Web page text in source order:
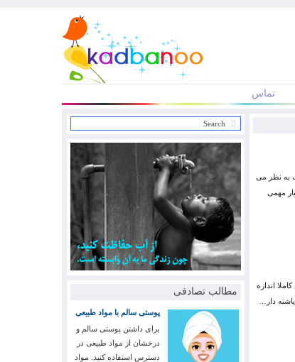
تماس
به نظر می
مهمی
اندازه
مطالب تصادفی
پوستی سالم با مواد طبیعی
برای داشتن پوستی سالم و
درخشان از مواد طبیعی در
دسترس استفاده کنید. مواد